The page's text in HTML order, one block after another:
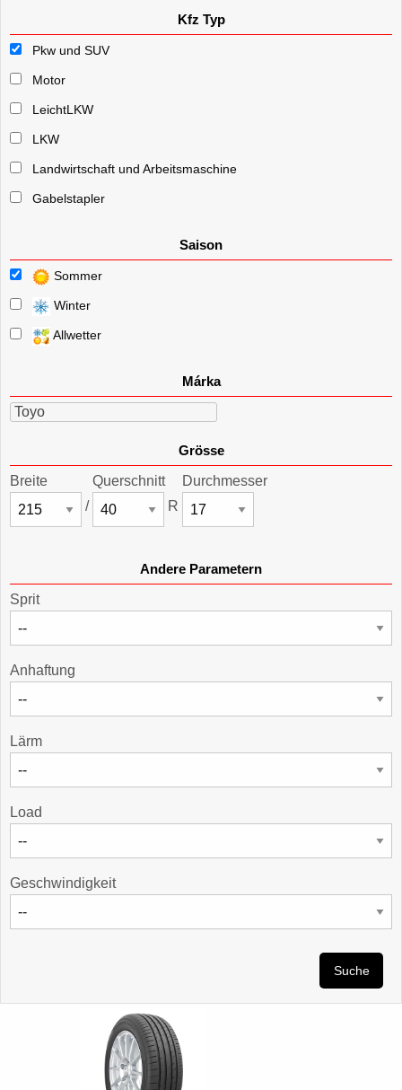
Kfz Typ
Pkw und SUV
Motor
LeichtLKW
LKW
Landwirtschaft und Arbeitsmaschine
Gabelstapler
Saison
Sommer
Winter
Allwetter
Márka
Toyo
Grösse
Breite
/
Querschnitt
R
Durchmesser
Andere Parametern
Sprit
Anhaftung
Lärm
Load
Geschwindigkeit
Suche